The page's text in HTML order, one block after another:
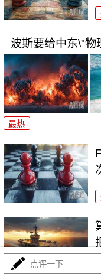
波斯要给中东\"物
最热
点评一下